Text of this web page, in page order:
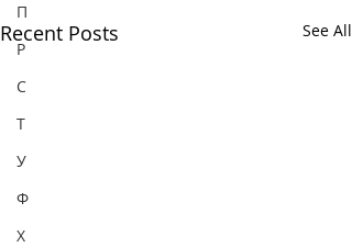
П
Р
С
Т
У
Ф
Х
Recent Posts See All